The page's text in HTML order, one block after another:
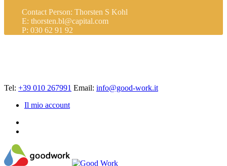
Contact Person: Thorsten S Kohl
E: thorsten.bl@capital.com
P: 030 62 91 92
Tel: +39 010 267991 Email: info@good-work.it
Il mio account